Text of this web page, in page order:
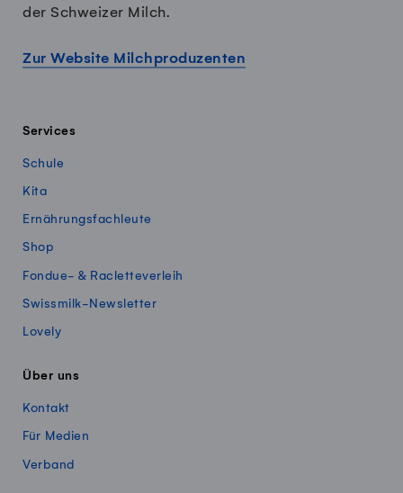
der Schweizer Milch.
Zur Website Milchproduzenten
Services
Schule
Kita
Ernährungsfachleute
Shop
Fondue- & Racletteverleih
Swissmilk-Newsletter
Lovely
Über uns
Kontakt
Für Medien
Verband